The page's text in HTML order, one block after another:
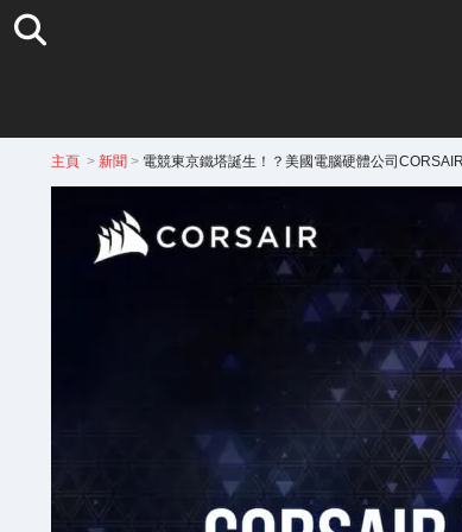
主頁 > 新聞 > 電競東京鐵塔誕生！？美國電腦硬體公司